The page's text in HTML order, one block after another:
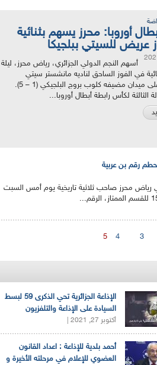
أوروبا: محرز يسهم بثنائية
عريض للسيتي ببلجيكا
أسهم النجم الدولي الجزائري، رياض محرز، ليلة
في الفوز الساحق لناديه مانشستر سيتي
الانجليزي على ميدان مضيفه كلوب بروج البلجيكي (1 – 5).
الثالثة لكأس رابطة أبطال أوروبا...
رياض محرز صاحب ثلاثية تاريخية يوم أمس السبت
3
4
5
الإذاعة الجزائرية تحي الذكرى 59 لبسط
السيادة على الإذاعة والتلفزيون
أكتوبر 27, 2021 |
أحمد بلدية للإذاعة : اعداد القانون
العضوي للإعلام في مرحلته الأخيرة و